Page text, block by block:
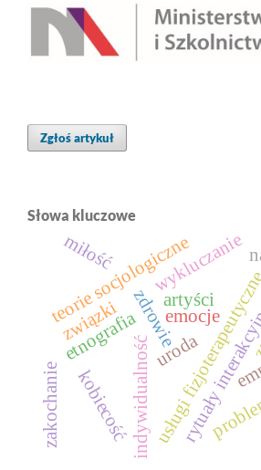
Zgłoś artykuł
Słowa kluczowe
zdrowieuroda
usługiemocje
teorie socjologiczne
rytuały
artyści
indywidualność
kobiecość
wykluczanie
etnografia
miłość
zakochanie
związki